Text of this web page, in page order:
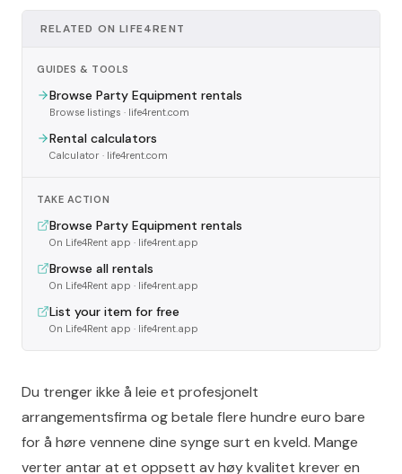
RELATED ON LIFE4RENT
GUIDES & TOOLS
Browse Party Equipment rentals
Browse listings · life4rent.com
Rental calculators
Calculator · life4rent.com
TAKE ACTION
Browse Party Equipment rentals
On Life4Rent app · life4rent.app
Browse all rentals
On Life4Rent app · life4rent.app
List your item for free
On Life4Rent app · life4rent.app
Du trenger ikke å leie et profesjonelt
arrangementsfirma og betale flere hundre euro bare
for å høre vennene dine synge surt en kveld. Mange
verter antar at et oppsett av høy kvalitet krever en